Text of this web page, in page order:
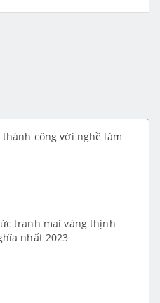
công với nghề làm
tranh mai vàng thịnh
nhất 2023